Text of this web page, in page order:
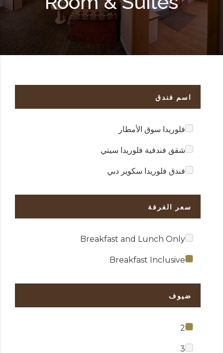
اسم فندق
فلوريدا سوق الأمطار
شقق فندقية فلوريدا سيتي
فندق فلوريدا سكوير دبي
سعر الغرفة
Breakfast and Lunch Only
Breakfast Inclusive
ضيوف
2
3